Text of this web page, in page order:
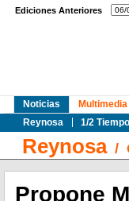
Ediciones Anteriores
Noticias
Reynosa
1/2 Tiempo
Multimedia
Reynosa/
Propone